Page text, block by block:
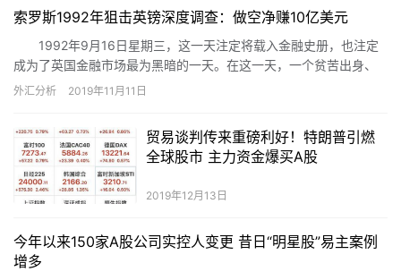
头。
索罗斯1992年狙击英镑深度调查：做空净赚10亿美元
1992年9月16日星期三，这一天注定将载入金融史册，也注定
成为了英国金融市场最为黑暗的一天。在这一天，一个贫苦出身、
勉强完成了伦敦经济学院经济学课程的匈牙利犹太移民击溃了大名
外汇分析 2019年11月11日
贸易谈判传来重磅利好！特朗普引燃
全球股市 主力资金爆买A股
2019年12月13日
今年以来150家A股公司实控人变更 昔日“明星股”易主案例
增多